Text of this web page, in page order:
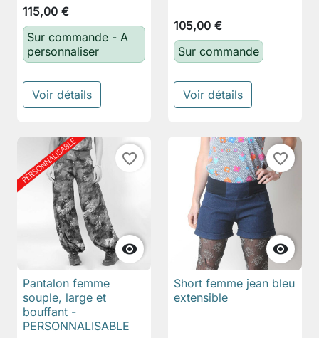
115,00 €
Sur commande - A
personnaliser
Voir détails
105,00 €
Sur commande
Voir détails

favorite_border
Pantalon femme
souple, large et
bouffant -
PERSONNALISABLE

favorite_border
Short femme jean bleu
extensible